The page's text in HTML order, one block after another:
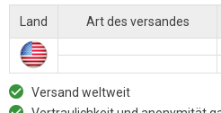
Land Art des versandes
Versand weltweit